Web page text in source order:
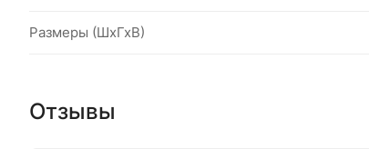
Размеры (ШхГхВ)
Отзывы